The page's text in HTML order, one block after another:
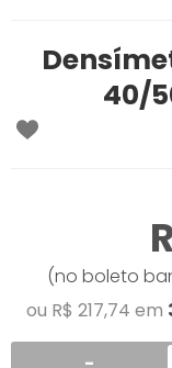
40/
(no boleto
ou R$ 217,74 em